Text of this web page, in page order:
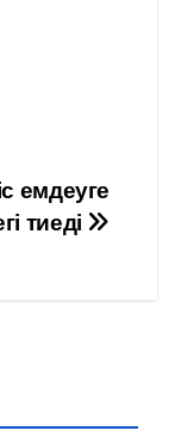
емдеуге
тиеді